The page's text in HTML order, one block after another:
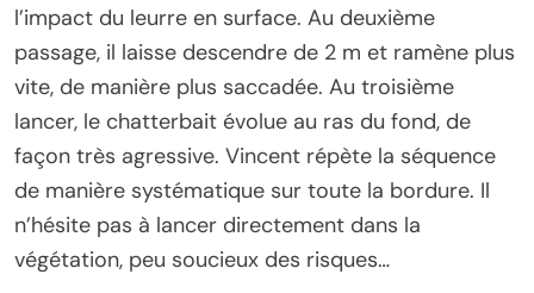
l’impact du leurre en surface. Au deuxième
passage, il laisse descendre de 2 m et ramène plus
vite, de manière plus saccadée. Au troisième
lancer, le chatterbait évolue au ras du fond, de
façon très agressive. Vincent répète la séquence
de manière systématique sur toute la bordure. Il
n’hésite pas à lancer directement dans la
végétation, peu soucieux des risques…